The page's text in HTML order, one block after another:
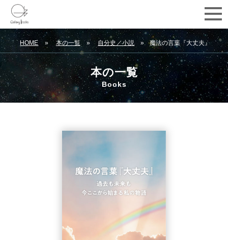
HOME 本の一覧 自分史／小説 魔法の言葉『大丈夫』
本の一覧
Books